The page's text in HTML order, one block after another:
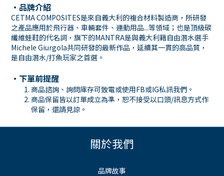
・品牌介紹
CETMA COMPOSITES是來自義大利的複合材料製造商，所研發
之產品應用於飛行器、車輛套件、運動用品...等領域；也是頂級碳
纖維蛙鞋的代名詞，旗下的MANTRA是與義大利籍自由潛水選手
Michele Giurgola共同研發的最新作品，延續其一貫的高品質，
是自由潛水/打魚玩家之首選。
・下單前提醒
商品諮詢、詢問庫存可致電或使用FB或IG私訊我們。
商品保留皆以訂單成立為準，恕不接受以口頭/訊息方式作
保留，還請見諒。
關於我們
品牌故事